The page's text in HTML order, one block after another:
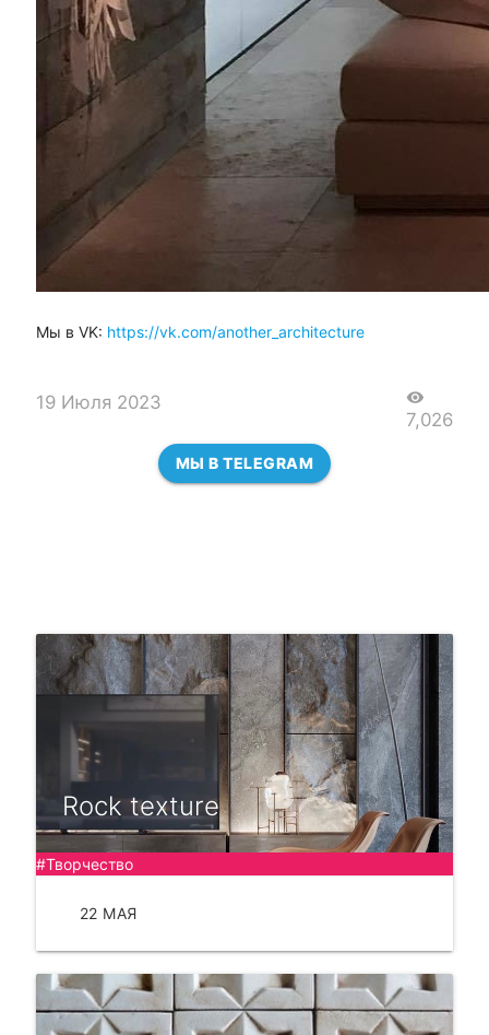
Мы в VK: https://vk.com/another_architecture
19 Июля 2023 visibility
7,026
МЫ В TELEGRAM
Rock texture
#Творчество
22 МАЯ